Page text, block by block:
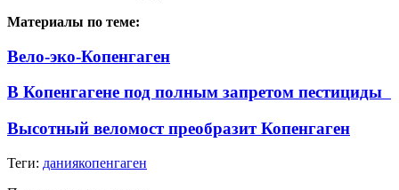
Материалы по теме:
Вело-эко-Копенгаген
В Копенгагене под полным запретом пестициды
Высотный веломост преобразит Копенгаген
Теги: даниякопенгаген